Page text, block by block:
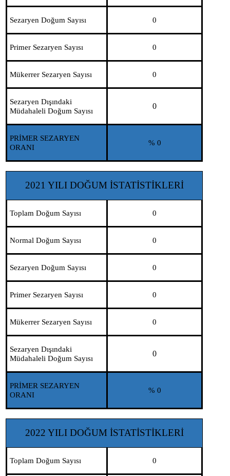
Sezaryen Doğum Sayısı 0
Primer Sezaryen Sayısı 0
Mükerrer Sezaryen Sayısı 0
Sezaryen Dışındaki
Müdahaleli Doğum Sayısı
0
PRİMER SEZARYEN
ORANI
% 0
2021 YILI DOĞUM İSTATİSTİKLERİ
Toplam Doğum Sayısı 0
Normal Doğum Sayısı 0
Sezaryen Doğum Sayısı 0
Primer Sezaryen Sayısı 0
Mükerrer Sezaryen Sayısı 0
Sezaryen Dışındaki
Müdahaleli Doğum Sayısı
0
PRİMER SEZARYEN
ORANI
% 0
2022 YILI DOĞUM İSTATİSTİKLERİ
Toplam Doğum Sayısı 0